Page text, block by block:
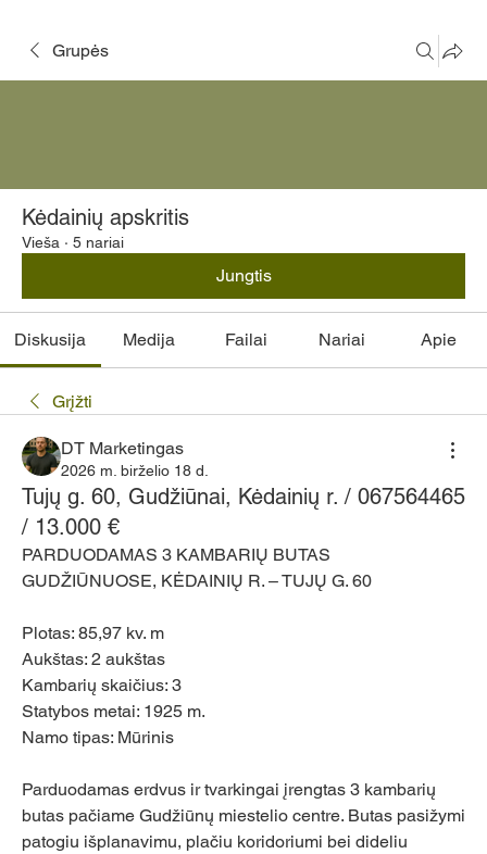
Grupės
Kėdainių apskritis
Vieša · 5 nariai
Jungtis
Diskusija Medija Failai Nariai Apie
Grįžti
DT Marketingas
2026 m. birželio 18 d.
Tujų g. 60, Gudžiūnai, Kėdainių r. / 067564465
/ 13.000 €
PARDUODAMAS 3 KAMBARIŲ BUTAS
GUDŽIŪNUOSE, KĖDAINIŲ R. – TUJŲ G. 60
Plotas: 85,97 kv. m
Aukštas: 2 aukštas
Kambarių skaičius: 3
Statybos metai: 1925 m.
Namo tipas: Mūrinis
Parduodamas erdvus ir tvarkingai įrengtas 3 kambarių
butas pačiame Gudžiūnų miestelio centre. Butas pasižymi
patogiu išplanavimu, plačiu koridoriumi bei dideliu